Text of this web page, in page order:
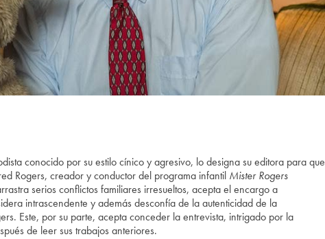
conocido por su estilo cínico y agresivo, lo designa su editora para que
Rogers, creador y conductor del programa infantil Mister Rogers
serios conflictos familiares irresueltos, acepta el encargo a
intrascendente y además desconfía de la autenticidad de la
Este, por su parte, acepta conceder la entrevista, intrigado por la
de leer sus trabajos anteriores.